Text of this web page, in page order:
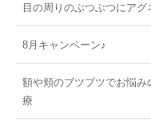
目の周りのぶつぶつにア
8月キャンペーン♪
額や頬のブツブツでお悩
療